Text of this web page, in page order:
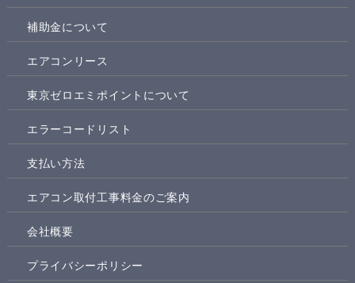
補助金について
エアコンリース
東京ゼロエミポイントについて
エラーコードリスト
支払い方法
エアコン取付工事料金のご案内
会社概要
プライバシーポリシー